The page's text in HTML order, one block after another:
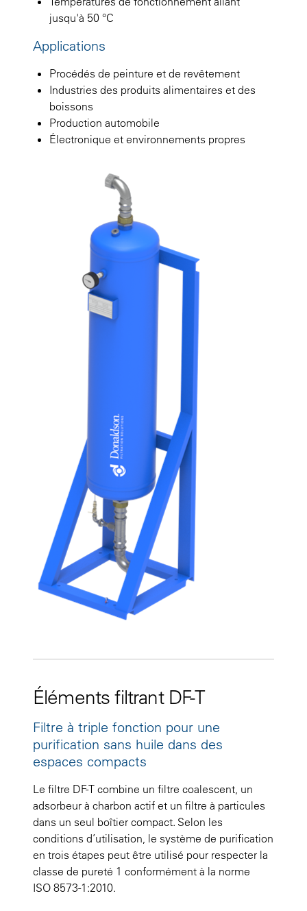
jusqu'à 50 °C
Applications
Procédés de peinture et de revêtement
Industries des produits alimentaires et des
boissons
Production automobile
Électronique et environnements propres
Éléments filtrant DF-T
Filtre à triple fonction pour une
purification sans huile dans des
espaces compacts
Le filtre DF-T combine un filtre coalescent, un
adsorbeur à charbon actif et un filtre à particules
dans un seul boîtier compact. Selon les
conditions d’utilisation, le système de purification
en trois étapes peut être utilisé pour respecter la
classe de pureté 1 conformément à la norme
ISO 8573-1:2010.